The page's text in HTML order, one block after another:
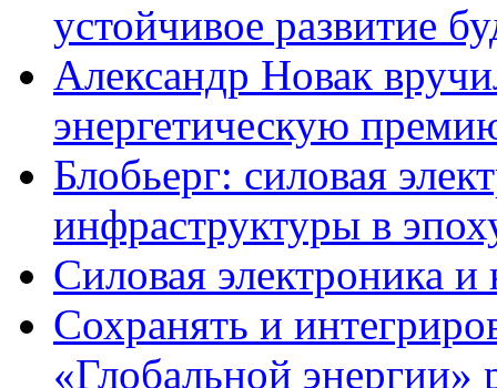
устойчивое развитие
Александр Новак
энергетическую
Блобьерг: силовая
инфраструктуры в
Силовая электроника и
Сохранять и
«Глобальной энергии»